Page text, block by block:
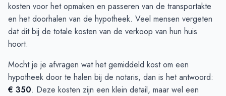
kosten voor het opmaken en passeren van de transportakte
en het doorhalen van de hypotheek. Veel mensen vergeten
dat dit bij de totale kosten van de verkoop van hun huis
hoort.
Mocht je je afvragen wat het gemiddeld kost om een
hypotheek door te halen bij de notaris, dan is het antwoord:
€ 350. Deze kosten zijn een klein detail, maar wel een